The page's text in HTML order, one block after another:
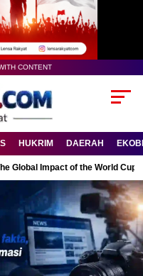
CONTENT
HUKRIM DAERAH
Global Impact of the World Cup